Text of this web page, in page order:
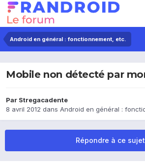
Android en général : fonctionnement, etc.
Mobile non détecté par
Par Stregacadente
8 avril 2012 dans Android en général :
Répondre à ce sujet